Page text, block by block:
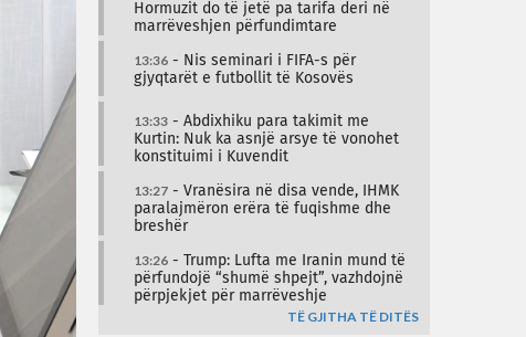
Hormuzit do të jetë pa tarifa deri në
marrëveshjen përfundimtare
13:36 - Nis seminari i FIFA-s për
gjyqtarët e futbollit të Kosovës
13:33 - Abdixhiku para takimit me
Kurtin: Nuk ka asnjë arsye të vonohet
konstituimi i Kuvendit
13:27 - Vranësira në disa vende, IHMK
paralajmëron erëra të fuqishme dhe
breshër
13:26 - Trump: Lufta me Iranin mund të
përfundojë “shumë shpejt”, vazhdojnë
përpjekjet për marrëveshje
TË GJITHA TË DITËS